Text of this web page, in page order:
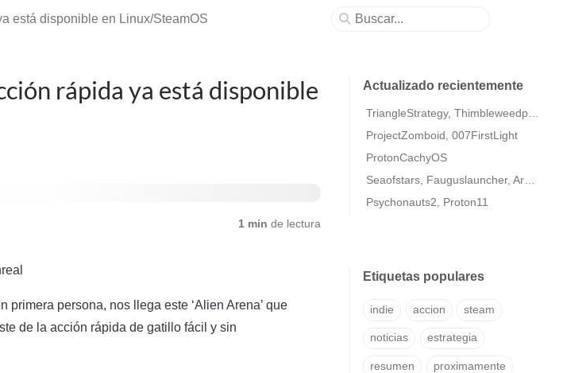
está disponible en Linux/SteamOS
rápida ya está disponible
1 min de lectura
persona, nos llega este ‘Alien Arena’ que
de la acción rápida de gatillo fácil y sin
Actualizado recientemente
ProjectZomboid, 007FirstLight
ProtonCachyOS
Psychonauts2, Proton11
Etiquetas populares
indie accion steam
noticias estrategia
resumen proximamente